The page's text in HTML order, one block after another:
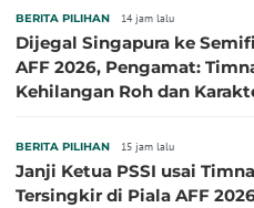
BERITA PILIHAN 14 jam lalu
Dijegal Singapura ke
AFF 2026, Pengamat:
Kehilangan Roh dan
BERITA PILIHAN 15 jam lalu
Janji Ketua PSSI usai
Tersingkir di Piala AFF